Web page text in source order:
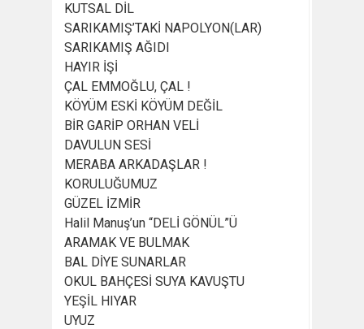
KUTSAL DİL
SARIKAMIŞ’TAKİ NAPOLYON(LAR)
SARIKAMIŞ AĞIDI
HAYIR İŞİ
ÇAL EMMOĞLU, ÇAL !
KÖYÜM ESKİ KÖYÜM DEĞİL
BİR GARİP ORHAN VELİ
DAVULUN SESİ
MERABA ARKADAŞLAR !
KORULUĞUMUZ
GÜZEL İZMİR
Halil Manuş’un “DELİ GÖNÜL”Ü
ARAMAK VE BULMAK
BAL DİYE SUNARLAR
OKUL BAHÇESİ SUYA KAVUŞTU
YEŞİL HIYAR
UYUZ